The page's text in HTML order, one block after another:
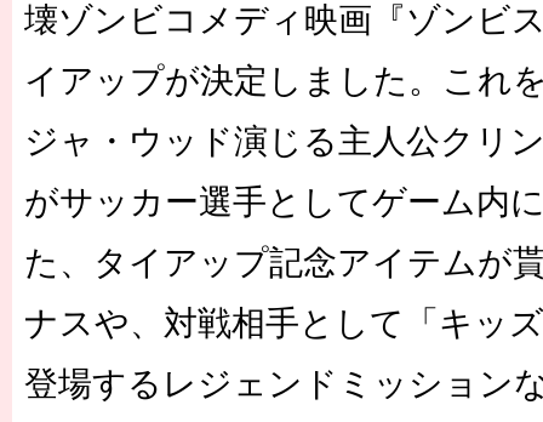
壊ゾンビコメディ映画『ゾンビ
イアップが決定しました。これ
ジャ・ウッド演じる主人公クリ
がサッカー選手としてゲーム内
た、タイアップ記念アイテムが
ナスや、対戦相手として「キッ
登場するレジェンドミッション